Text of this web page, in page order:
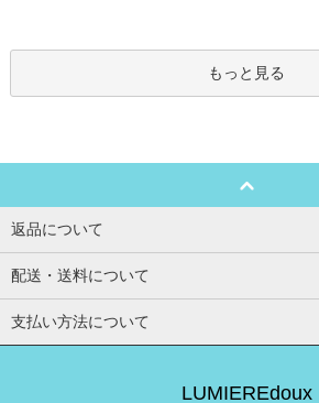
もっと見る
返品について
配送・送料について
支払い方法について
LUMIEREdoux